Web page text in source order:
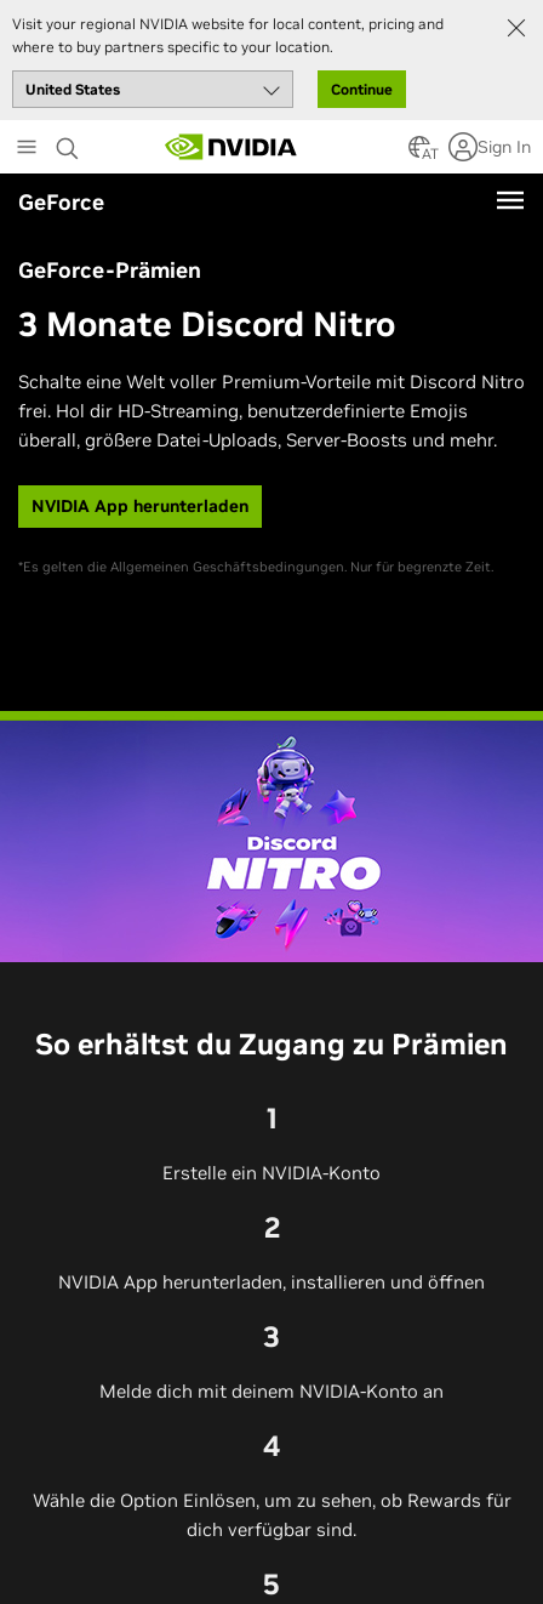
Visit your regional NVIDIA website for local content, pricing and
where to buy partners specific to your location.
Continue
to
main
content
AT Sign In
GeForce
GeForce-Prämien
3 Monate Discord Nitro
Schalte eine Welt voller Premium-Vorteile mit Discord Nitro
frei. Hol dir HD-Streaming, benutzerdefinierte Emojis
überall, größere Datei-Uploads, Server-Boosts und mehr.
NVIDIA App herunterladen
*Es gelten die Allgemeinen Geschäftsbedingungen. Nur für begrenzte Zeit.
So erhältst du Zugang zu Prämien
1
Erstelle ein NVIDIA-Konto
2
NVIDIA App herunterladen, installieren und öffnen
3
Melde dich mit deinem NVIDIA-Konto an
4
Wähle die Option Einlösen, um zu sehen, ob Rewards für
dich verfügbar sind.
5